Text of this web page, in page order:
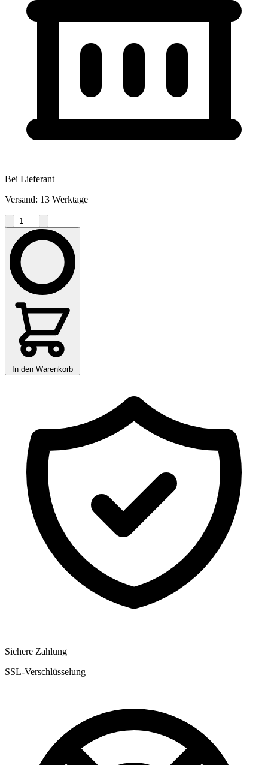
Bei Lieferant
Versand: 13 Werktage
In den Warenkorb
Sichere Zahlung
SSL-Verschlüsselung